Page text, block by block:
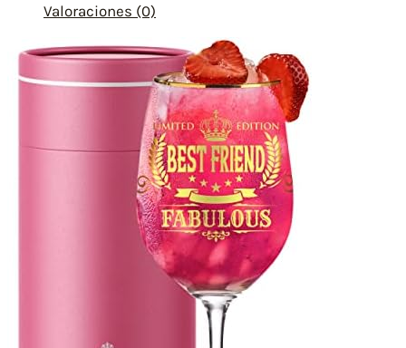
Valoraciones (0)